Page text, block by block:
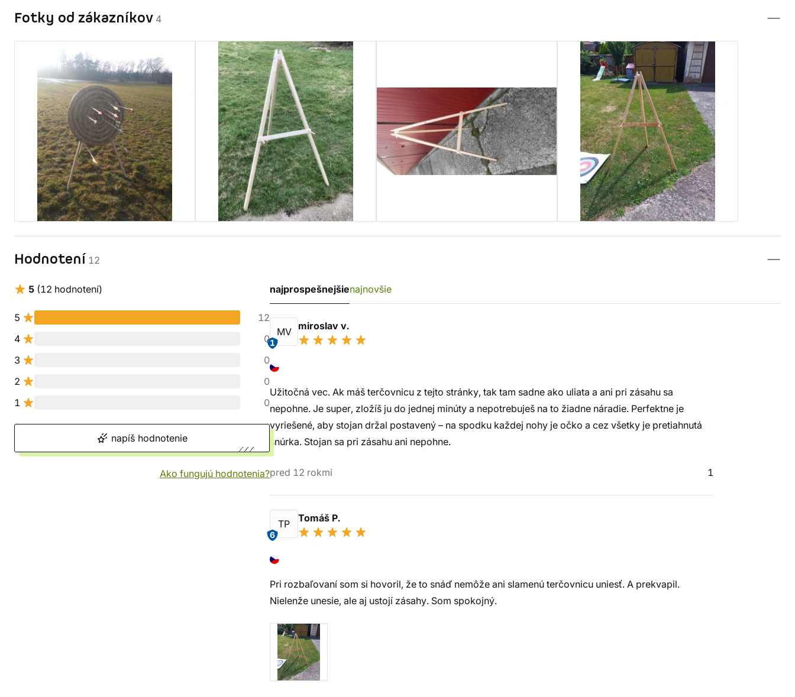
Fotky od zákazníkov 4
Hodnotení 12
5 (12 hodnotení)
5
12
4
0
3
0
2
0
1
0
napíš hodnotenie
Ako fungujú hodnotenia?
najprospešnejšienajnovšie
MV
1
miroslav v.
Užitočná vec. Ak máš terčovnicu z tejto stránky, tak tam sadne ako uliata a ani pri zásahu sa
nepohne. Je super, zložíš ju do jednej minúty a nepotrebuješ na to žiadne náradie. Perfektne je
vyriešené, aby stojan držal postavený – na spodku každej nohy je očko a cez všetky je pretiahnutá
šnúrka. Stojan sa pri zásahu ani nepohne.
pred 12 rokmi 1
TP
6
Tomáš P.
Pri rozbaľovaní som si hovoril, že to snáď nemôže ani slamenú terčovnicu uniesť. A prekvapil.
Nielenže unesie, ale aj ustojí zásahy. Som spokojný.